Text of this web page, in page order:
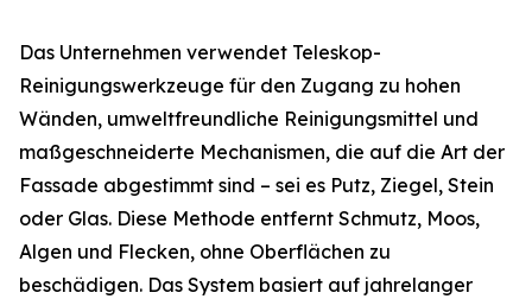
Das Unternehmen verwendet Teleskop-
Reinigungswerkzeuge für den Zugang zu hohen
Wänden, umweltfreundliche Reinigungsmittel und
maßgeschneiderte Mechanismen, die auf die Art der
Fassade abgestimmt sind – sei es Putz, Ziegel, Stein
oder Glas. Diese Methode entfernt Schmutz, Moos,
Algen und Flecken, ohne Oberflächen zu
beschädigen. Das System basiert auf jahrelanger